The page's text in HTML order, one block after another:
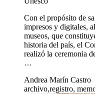
Con el propósito de
impresos y digitales,
museos, que
historia del país, el
realizó la ceremonia
…
Andrea Marín Castro
archivo,registro,